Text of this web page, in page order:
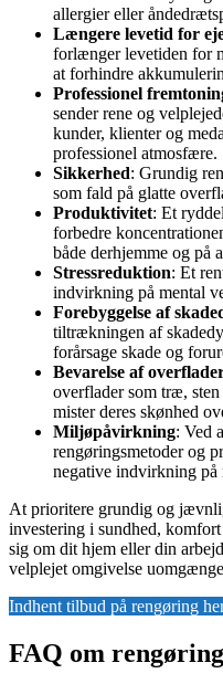
allergier eller
Længere levetid for
forlænger levetiden for
at forhindre
Professionel
sender rene og
kunder, klienter og
professionel atmosfære.
Sikkerhed: Grundig
som fald på glatte
Produktivitet: Et
forbedre
både derhjemme og på
Stressreduktion: Et
indvirkning på mental
Forebyggelse af
tiltrækningen af
forårsage skade og
Bevarelse af
overflader som træ,
mister deres skønhed
Miljøpåvirkning: Ved
rengøringsmetoder og
negative indvirkning på
At prioritere grundig og
investering i sundhed,
sig om dit hjem eller din
velplejet omgivelse
Indhent tilbud på rengøring
FAQ om